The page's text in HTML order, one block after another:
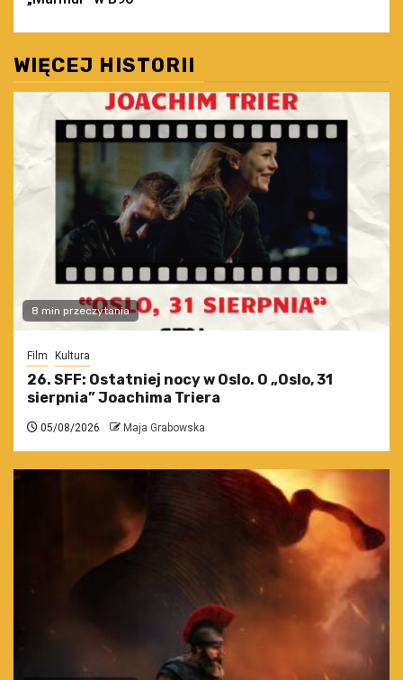
WIĘCEJ HISTORII
8 min przeczytania
Film Kultura
26. SFF: Ostatniej nocy w Oslo. O „Oslo, 31
sierpnia” Joachima Triera
05/08/2026 Maja Grabowska